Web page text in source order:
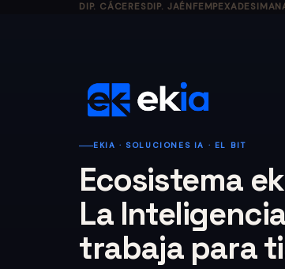
DIP. CÁCERESDIP. JAÉNFEMPEXADESIMAN
EKIA · SOLUCIONES IA · EL BIT
Ecosistema
La
trabaja para